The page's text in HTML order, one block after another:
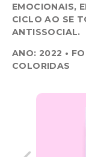
EMOCIONAIS,
CICLO AO SE
ANTISSOCIAL.
ANO: 2022 •
COLORIDAS